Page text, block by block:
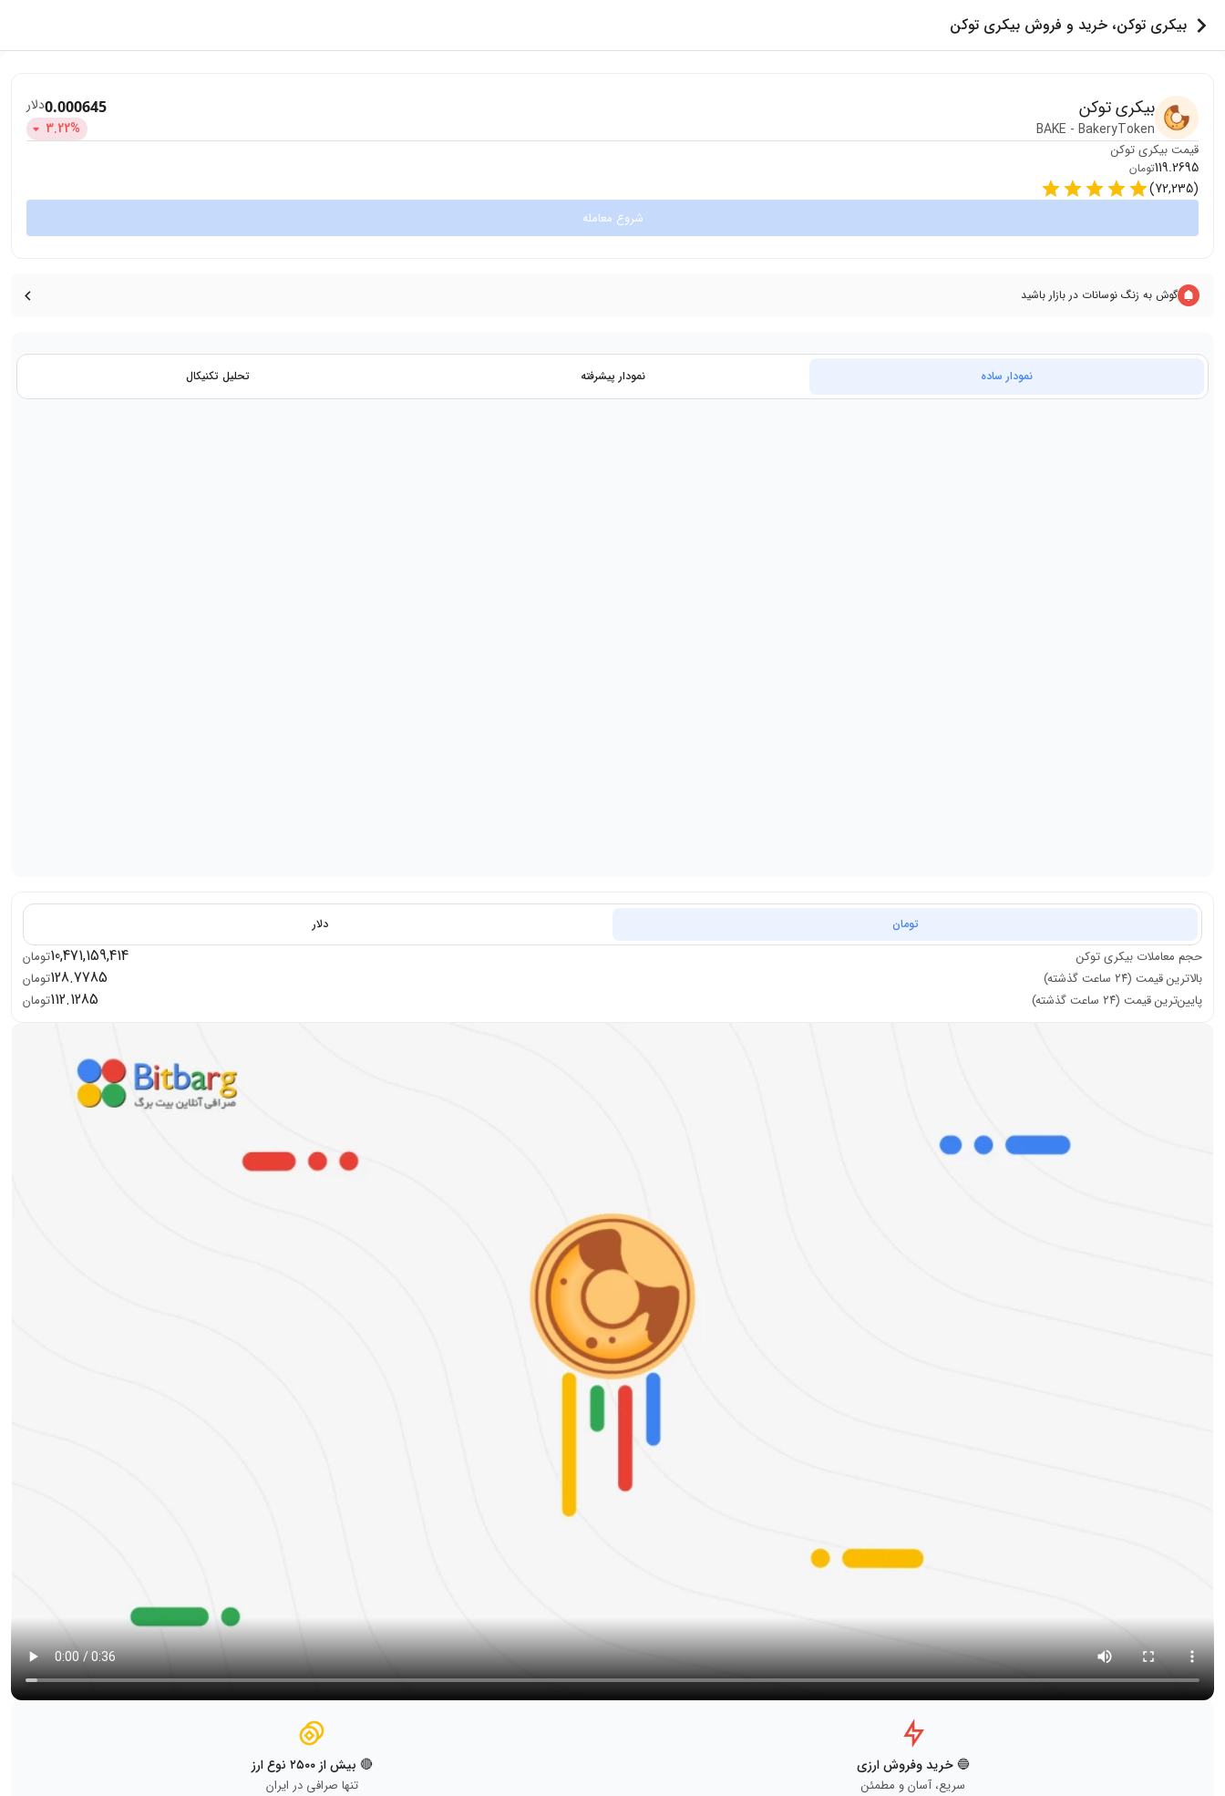
بیکری توکن، خرید و فروش بیکری توکن
بیکری توکن
BAKE - BakeryToken
0.000645دلار
3.22%
قیمت بیکری توکن
119.2695تومان
(
72,235
)
شروع معامله
گوش به زنگ نوسانات در بازار باشید
نمودار ساده نمودار پیشرفته تحلیل تکنیکال
تومان دلار
حجم معاملات بیکری توکن 10,471,159,414تومان
بالاترین قیمت (۲۴ ساعت گذشته)
128.7785تومان
پایین‌ترین قیمت (۲۴ ساعت گذشته)
112.1285تومان
🔵 خرید وفروش ارزی
سریع، آسان و مطمئن
🔴 بیش از ۲۵۰۰ نوع ارز
تنها صرافی در ایران